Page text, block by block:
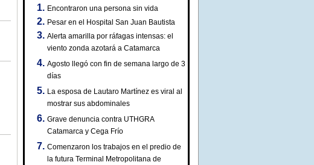
Encontraron una persona sin vida
Pesar en el Hospital San Juan Bautista
Alerta amarilla por ráfagas intensas: el
viento zonda azotará a Catamarca
Agosto llegó con fin de semana largo de 3
días
La esposa de Lautaro Martínez es viral al
mostrar sus abdominales
Grave denuncia contra UTHGRA
Catamarca y Cega Frío
Comenzaron los trabajos en el predio de
la futura Terminal Metropolitana de